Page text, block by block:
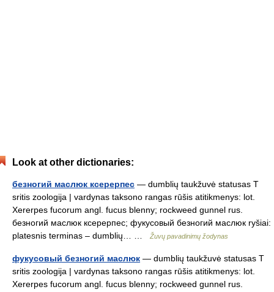
Look at other dictionaries:
безногий маслюк ксерерпес — dumblių taukžuvė statusas T
sritis zoologija | vardynas taksono rangas rūšis atitikmenys: lot.
Xererpes fucorum angl. fucus blenny; rockweed gunnel rus.
безногий маслюк ксерерпес; фукусовый безногий маслюк ryšiai:
platesnis terminas – dumblių… …
Žuvų pavadinimų žodynas
фукусовый безногий маслюк — dumblių taukžuvė statusas T
sritis zoologija | vardynas taksono rangas rūšis atitikmenys: lot.
Xererpes fucorum angl. fucus blenny; rockweed gunnel rus.